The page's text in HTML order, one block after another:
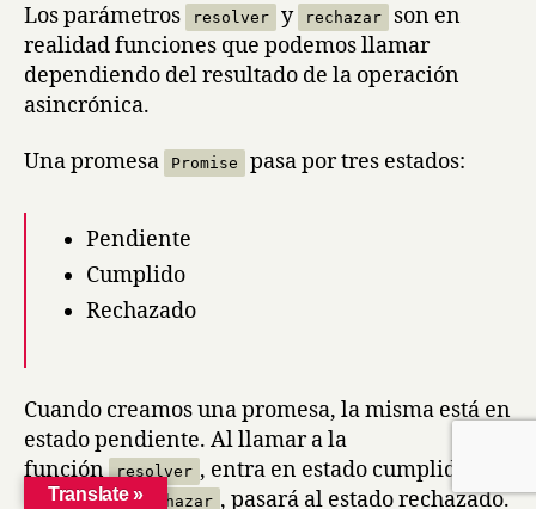
Los parámetros resolver y rechazar
son en
realidad funciones que podemos llamar
dependiendo del resultado de la operación
asincrónica.
Una promesa Promise pasa por tres estados:
Pendiente
Cumplido
Rechazado
Cuando creamos una promesa, la misma está en
estado pendiente. Al llamar a la
función resolver , entra en estado cumplido y si
llamamos rechazar , pasará al estado rechazado.
Translate »